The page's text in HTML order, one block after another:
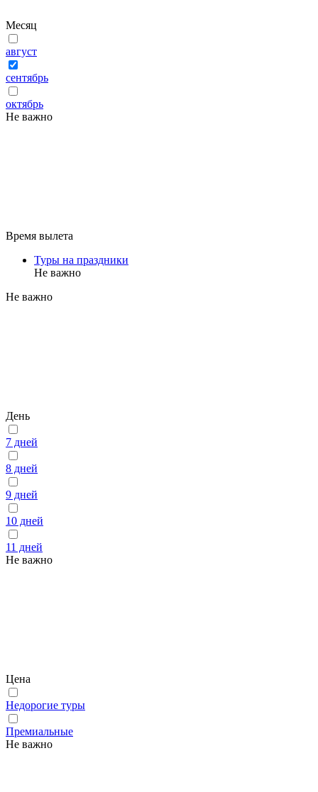
Месяц
август
сентябрь
октябрь
Не важно
Время вылета
Туры на праздники
Не важно
Не важно
День
7 дней
8 дней
9 дней
10 дней
11 дней
Не важно
Цена
Недорогие туры
Премиальные
Не важно